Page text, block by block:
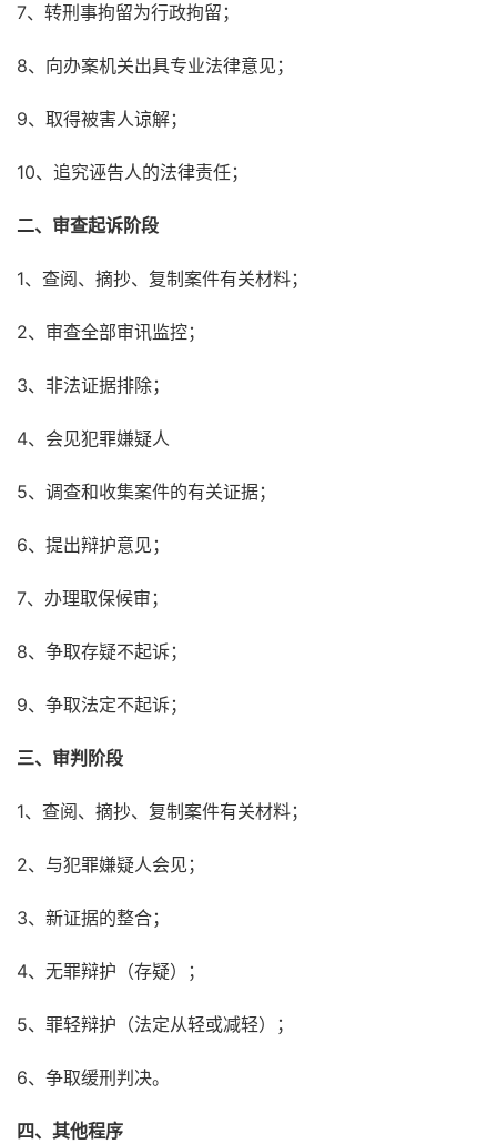
7、转刑事拘留为行政拘留；
8、向办案机关出具专业法律意见；
9、取得被害人谅解；
10、追究诬告人的法律责任；
二、审查起诉阶段
1、查阅、摘抄、复制案件有关材料；
2、审查全部审讯监控；
3、非法证据排除；
4、会见犯罪嫌疑人
5、调查和收集案件的有关证据；
6、提出辩护意见；
7、办理取保候审；
8、争取存疑不起诉；
9、争取法定不起诉；
三、审判阶段
1、查阅、摘抄、复制案件有关材料；
2、与犯罪嫌疑人会见；
3、新证据的整合；
4、无罪辩护（存疑）；
5、罪轻辩护（法定从轻或减轻）；
6、争取缓刑判决。
四、其他程序